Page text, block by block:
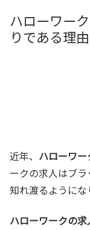
ハローワー
りである理
近年、 ハローワ
ークの求人はブ
知れ渡るようにな
ハローワークの